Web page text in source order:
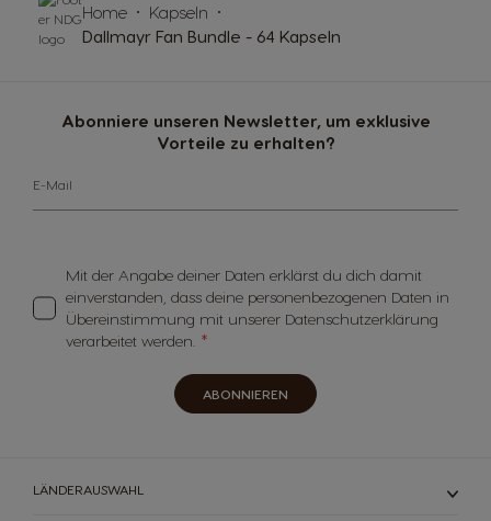
Abonniere unseren Newsletter, um exklusive
Vorteile zu erhalten?
E-Mail
Mit der Angabe deiner Daten erklärst du dich damit
einverstanden, dass deine personenbezogenen Daten in
Übereinstimmung mit unserer Datenschutzerklärung
verarbeitet werden.
ABONNIEREN
Home
Kapseln
Dallmayr Fan Bundle - 64 Kapseln
LÄNDERAUSWAHL